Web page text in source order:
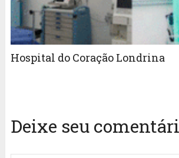
Hospital do Coração Londrina
Deixe seu